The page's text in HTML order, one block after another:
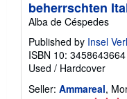
beherrschten
Alba de Céspedes
Published by Insel
ISBN 10: 3458643664
Used / Hardcover
Seller: Ammareal,